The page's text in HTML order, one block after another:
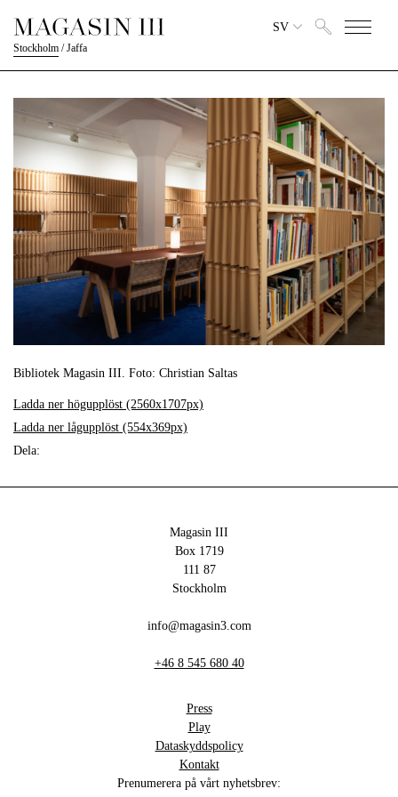
Stockholm /Jaffa
SV
Bibliotek Magasin III. Foto: Christian Saltas
Ladda ner högupplöst (2560x1707px)
Ladda ner lågupplöst (554x369px)
Dela:
Magasin III
Box 1719
111 87
Stockholm
info@magasin3.com
+46 8 545 680 40
Press
Play
Dataskyddspolicy
Kontakt
Prenumerera på vårt nyhetsbrev: